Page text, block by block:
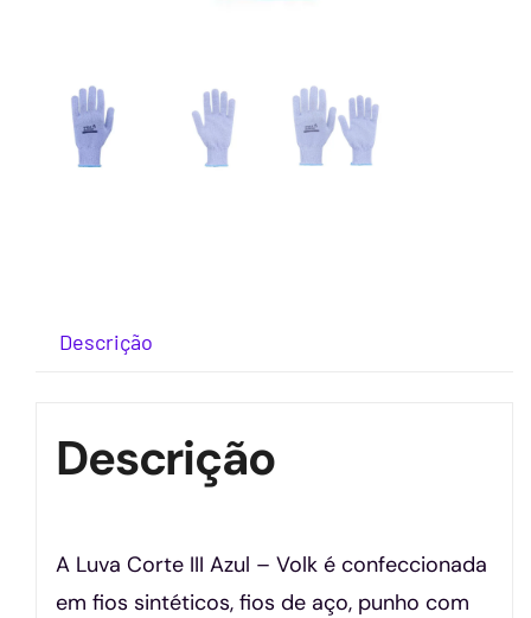
Descrição
Descrição
A Luva Corte III Azul – Volk é confeccionada
em fios sintéticos, fios de aço, punho com